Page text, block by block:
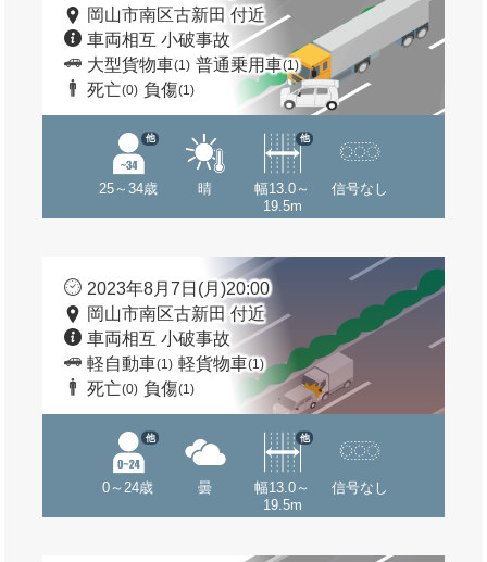
岡山市南区古新田 付近
車両相互 小破事故
大型貨物車(1) 普通乗用車(1)
死亡(0) 負傷(1)
25～34歳
他
晴
幅13.0～
19.5m
他
信号なし
2023年8月7日(月)20:00
岡山市南区古新田 付近
車両相互 小破事故
軽自動車(1) 軽貨物車(1)
死亡(0) 負傷(1)
0～24歳
他
曇
幅13.0～
19.5m
他
信号なし